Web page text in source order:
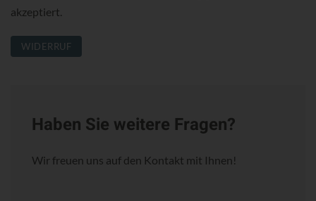
akzeptiert.
WIDERRUF
Haben Sie weitere Fragen?
Wir freuen uns auf den Kontakt mit Ihnen!